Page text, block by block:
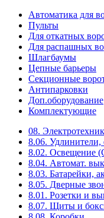
Автоматика для
Пульты
Для откатных
Для распашных
Шлагбаумы
Цепные барьеры
Секционные
Антипарковки
Доп.оборудование
Комплектующие
08.
8.06. Удлинители,
8.02. Освещение
8.04. Автомат.
8.03. Батарейки,
8.05. Дверные
8.01. Розетки и
8.07. Щиты и